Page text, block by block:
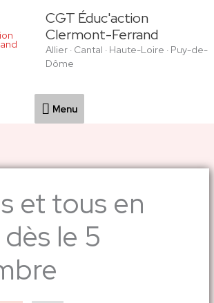
CGT Éduc'action
Clermont-Ferrand
Allier · Cantal · Haute-Loire · Puy-de-
Dôme
Menu
Menu
et tous en
le 5